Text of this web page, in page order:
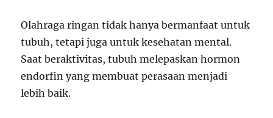
Olahraga ringan tidak hanya bermanfaat untuk
tubuh, tetapi juga untuk kesehatan mental.
Saat beraktivitas, tubuh melepaskan hormon
endorfin yang membuat perasaan menjadi
lebih baik.